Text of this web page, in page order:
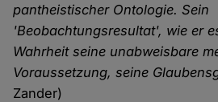
pantheistischer Ontologie. Sein
'Beobachtungsresultat', wie er
Wahrheit seine unabweisbare
Voraussetzung, seine
Zander)